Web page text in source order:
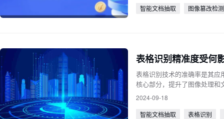
智能文档抽取
图像篡改检测
表格识别精准度受何
表格识别技术的准确率是其
核心部分，提升了图像处理和
2024-09-18
智能文档抽取
表格识别